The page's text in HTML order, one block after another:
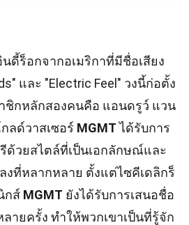
ดี้ร็อกจากอเมริกาที่มีชื่อเสียง
และ "Electric Feel" วงนี้ก่อตั้ง
ชิกหลักสองคนคือ แอนดรูว์ แวน
ลด์วาสเซอร์ MGMTได้รับการ
ด้วยสไตล์ที่เป็นเอกลักษณ์และ
งที่หลากหลาย ตั้งแต่ไซคีเดลิกร็
กส์ MGMT ยังได้รับการเสนอชื่อ
ายครั้ง ทำให้พวกเขาเป็นที่รู้จัก